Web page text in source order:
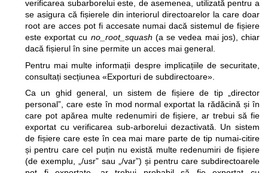
verificarea subarborelui este, de asemenea, utilizată pentru a
se asigura că fișierele din interiorul directoarelor la care doar
root are acces pot fi accesate numai dacă sistemul de fișiere
este exportat cu no_root_squash (a se vedea mai jos), chiar
dacă fișierul în sine permite un acces mai general.
Pentru mai multe informații despre implicațiile de securitate,
consultați secțiunea «Exporturi de subdirectoare».
Ca un ghid general, un sistem de fișiere de tip „director
personal”, care este în mod normal exportat la rădăcină și în
care pot apărea multe redenumiri de fișiere, ar trebui să fie
exportat cu verificarea sub-arborelui dezactivată. Un sistem
de fișiere care este în cea mai mare parte de tip numai-citire
și pentru care cel puțin nu există multe redenumiri de fișiere
(de exemplu, „/usr” sau „/var”) și pentru care subdirectoarele